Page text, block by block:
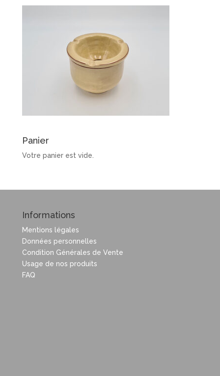
Panier
Votre panier est vide.
Informations
Mentions légales
Données personnelles
Condition Générales de Vente
Usage de nos produits
FAQ